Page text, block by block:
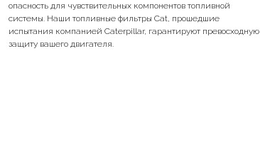
опасность для чувствительных компонентов топливной
системы. Наши топливные фильтры Cat, прошедшие
испытания компанией Caterpillar, гарантируют превосходную
защиту вашего двигателя.